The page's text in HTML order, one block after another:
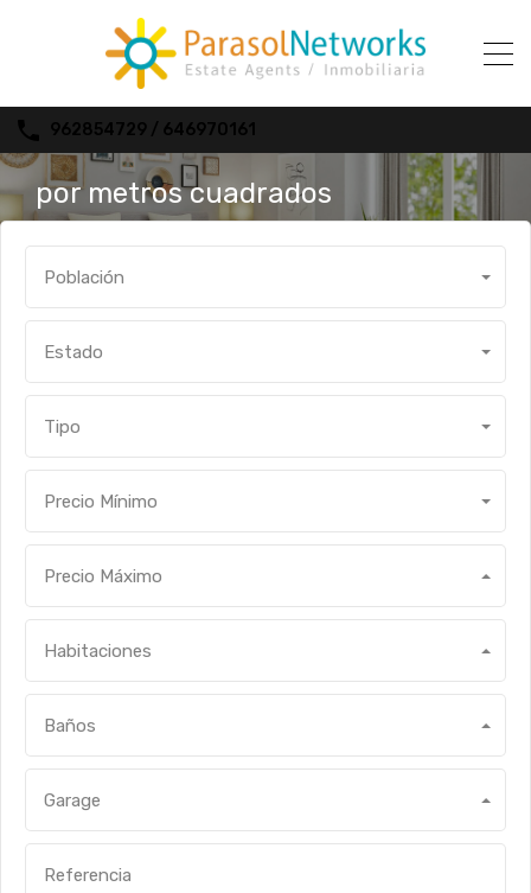
962854729 / 646970161
por metros cuadrados
Población
Estado
Tipo
Precio Mínimo
Precio Máximo
Habitaciones
Baños
Garage